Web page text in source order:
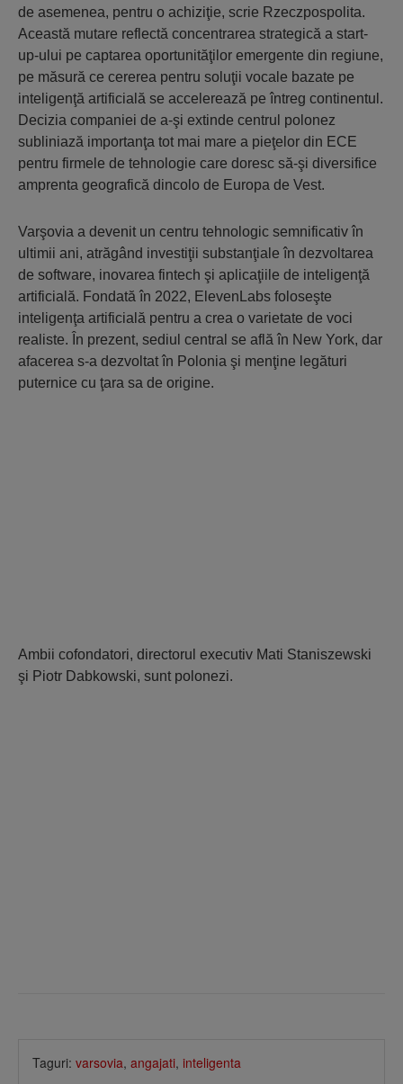
de asemenea, pentru o achiziţie, scrie Rzeczpospolita.
Această mutare reflectă concentrarea strategică a start-
up-ului pe captarea oportunităţilor emergente din regiune,
pe măsură ce cererea pentru soluţii vocale bazate pe
inteligenţă artificială se accelerează pe întreg continentul.
Decizia companiei de a-şi extinde centrul polonez
subliniază importanţa tot mai mare a pieţelor din ECE
pentru firmele de tehnologie care doresc să-şi diversifice
amprenta geografică dincolo de Europa de Vest.
Varşovia a devenit un centru tehnologic semnificativ în
ultimii ani, atrăgând investiţii substanţiale în dezvoltarea
de software, inovarea fintech şi aplicaţiile de inteligenţă
artificială. Fondată în 2022, ElevenLabs foloseşte
inteligenţa artificială pentru a crea o varietate de voci
realiste. În prezent, sediul central se află în New York, dar
afacerea s-a dezvoltat în Polonia şi menţine legături
puternice cu ţara sa de origine.
Ambii cofondatori, directorul executiv Mati Staniszewski
şi Piotr Dabkowski, sunt polonezi.
Taguri: varsovia, angajati, inteligenta